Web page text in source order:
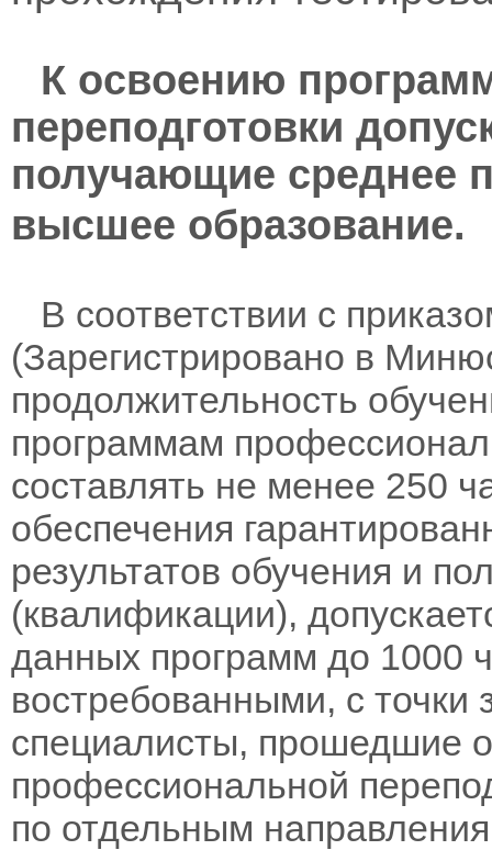
К освоению
переподготовки
получающие среднее
высшее образование.
В соответствии с
(Зарегистрировано в
продолжительность
программам
составлять не менее 250
обеспечения
результатов обучения и
(квалификации),
данных программ до 1000
востребованными, с точки
специалисты, прошедшие
профессиональной
по отдельным